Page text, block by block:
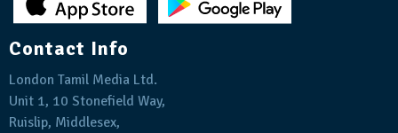
Contact Info
London Tamil Media Ltd.
Unit 1, 10 Stonefield Way,
Ruislip, Middlesex,